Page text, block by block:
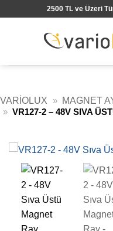
2500 TL ve Üzeri
VARIOLUX » MAGNET
» VR127-2 – 48V SIVA